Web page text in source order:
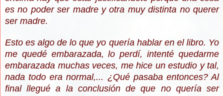
es no poder ser madre y otra muy distinta no querer
ser madre.
Esto es algo de lo que yo quería hablar en el libro. Yo
me quedé embarazada, lo perdí, intenté quedarme
embarazada muchas veces, me hice un estudio y tal,
nada todo era normal,... ¿Qué pasaba entonces? Al
final llegué a la conclusión de que no quería ser